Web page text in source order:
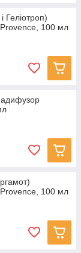
Геліотроп)
100 мл
100 мл